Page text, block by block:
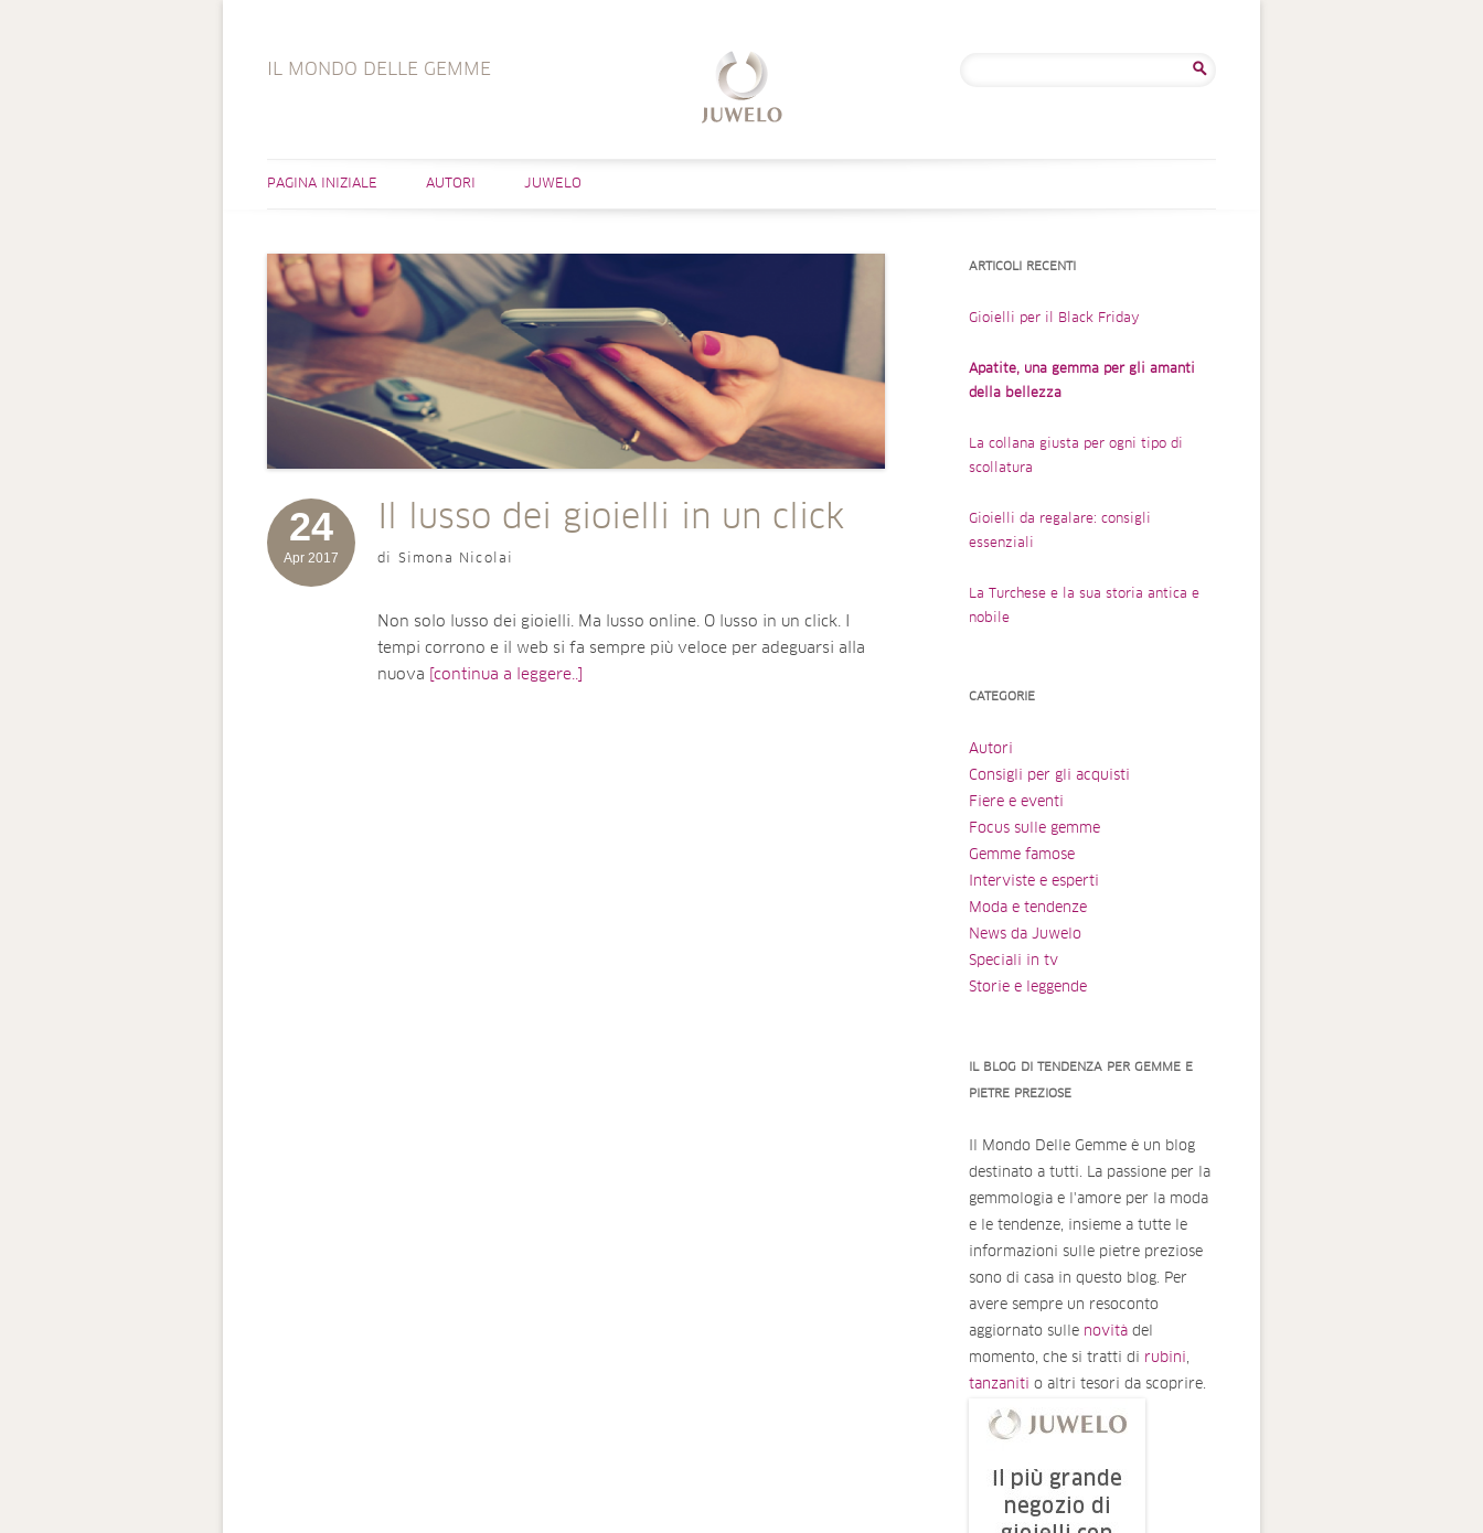
IL MONDO DELLE GEMME
PAGINA INIZIALE AUTORI JUWELO
24
Apr 2017
Il lusso dei gioielli in un click
di Simona Nicolai
Non solo lusso dei gioielli. Ma lusso online. O lusso in un click. I
tempi corrono e il web si fa sempre più veloce per adeguarsi alla
nuova
[continua a leggere..]
ARTICOLI RECENTI
Gioielli per il Black Friday
Apatite, una gemma per gli amanti
della bellezza
La collana giusta per ogni tipo di
scollatura
Gioielli da regalare: consigli
essenziali
La Turchese e la sua storia antica e
nobile
CATEGORIE
Autori
Consigli per gli acquisti
Fiere e eventi
Focus sulle gemme
Gemme famose
Interviste e esperti
Moda e tendenze
News da Juwelo
Speciali in tv
Storie e leggende
IL BLOG DI TENDENZA PER GEMME E
PIETRE PREZIOSE
Il Mondo Delle Gemme è un blog
destinato a tutti. La passione per la
gemmologia e l'amore per la moda
e le tendenze, insieme a tutte le
informazioni sulle pietre preziose
sono di casa in questo blog. Per
avere sempre un resoconto
aggiornato sulle novità del
momento, che si tratti di rubini,
tanzaniti o altri tesori da scoprire.